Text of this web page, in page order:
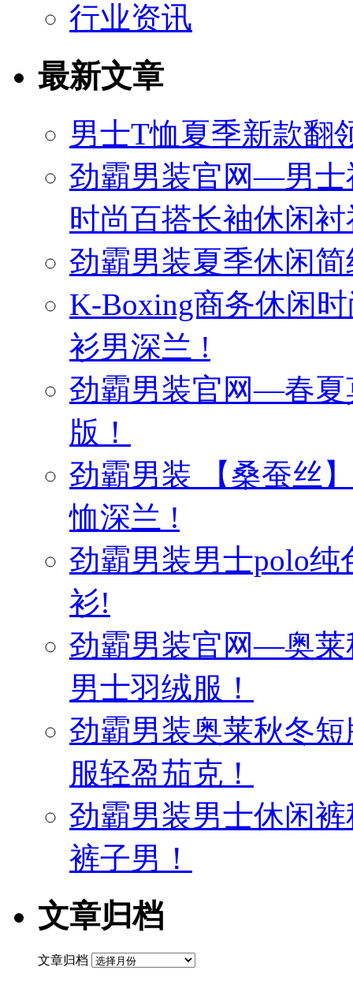
行业资讯
最新文章
男士T恤夏季新款翻
劲霸男装官网—男士
时尚百搭长袖休闲
劲霸男装夏季休闲
K-Boxing商务休闲
衫男深兰 !
劲霸男装官网—春夏
版！
劲霸男装 【桑蚕丝
恤深兰 !
劲霸男装男士polo
衫!
劲霸男装官网—奥莱
男士羽绒服！
劲霸男装奥莱秋冬
服轻盈茄克！
劲霸男装男士休闲
裤子男！
文章归档
文章归档